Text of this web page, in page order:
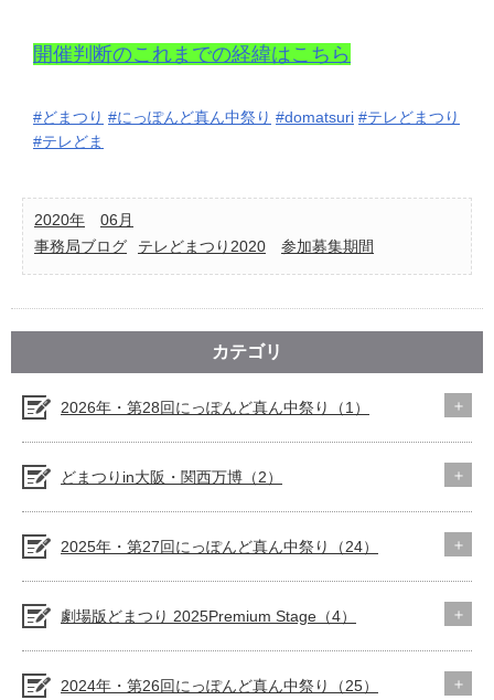
開催判断のこれまでの経緯はこちら
#どまつり #にっぽんど真ん中祭り #domatsuri #テレどまつり
#テレどま
2020年
06月
事務局ブログ
テレどまつり2020 参加募集期間
カテゴリ
2026年・第28回にっぽんど真ん中祭り（1）
どまつりin大阪・関西万博（2）
2025年・第27回にっぽんど真ん中祭り（24）
劇場版どまつり 2025Premium Stage（4）
2024年・第26回にっぽんど真ん中祭り（25）